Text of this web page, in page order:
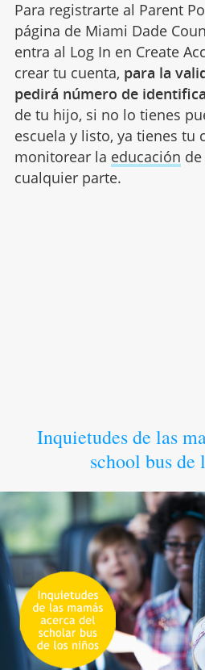
Para registrarte al Parent
página de Miami Dade
entra al Log In en Create
crear tu cuenta, para la
pedirá número de
de tu hijo, si no lo tienes
escuela y listo, ya tienes tu
monitorear la educación
cualquier parte.
Inquietudes de las
school bus de